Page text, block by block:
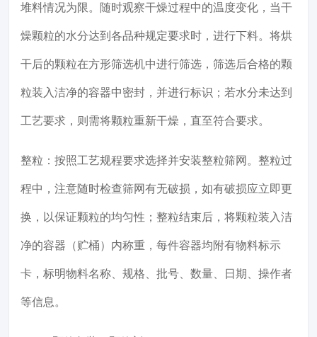
堆料情况为限。随时观察干燥过程中的温度变化，当干
燥颗粒的水分达到各品种规定要求时，进行下料。将烘
干后的颗粒在方形筛选机中进行筛选，筛选后合格的颗
粒装入洁净的容器中密封，并进行标识；若水分未达到
工艺要求，则需将颗粒重新干燥，直至符合要求。
整粒：按照工艺规程要求选择并安装整粒筛网。整粒过
程中，注意随时检查筛网有无破损，如有破损应立即更
换，以保证颗粒的均匀性；整粒结束后，将颗粒装入洁
净的容器（贮桶）内称重，每件容器均附有物料标示
卡，标明物料名称、规格、批号、数量、日期、操作者
等信息。